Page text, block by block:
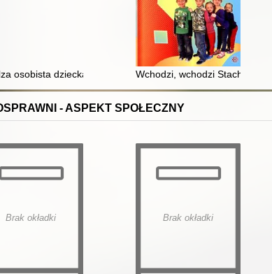
językowych dla młodszych dzieci
osobista dziecka w refleksji i praktyce nauczycieli
Wchodzi, wchodzi Stach na
- ASPEKT SPOŁECZNY
Brak okładki Brak okładki